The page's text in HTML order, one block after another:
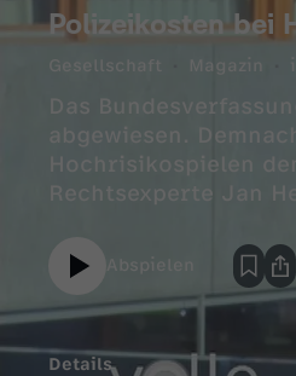
Polizeikosten bei
Magazin
Das
abgewiesen.
Hochrisikospielen
Rechtsexperte Jan
Abspielen
Details